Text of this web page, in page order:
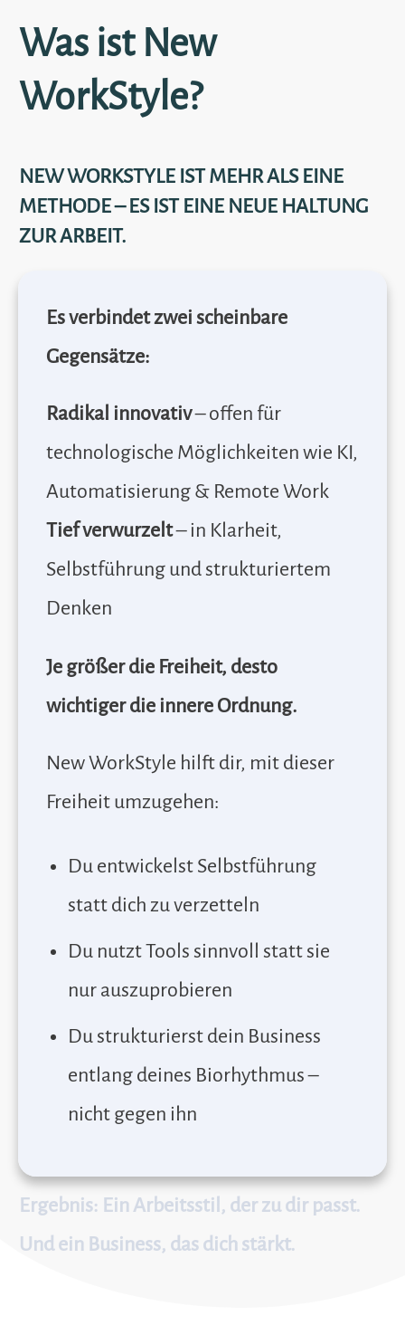
Was ist New
WorkStyle?
NEW WORKSTYLE IST MEHR ALS EINE
METHODE – ES IST EINE NEUE HALTUNG
ZUR ARBEIT.
Es verbindet zwei scheinbare
Gegensätze:
Radikal innovativ– offen für
technologische Möglichkeiten wie KI,
Automatisierung & Remote Work
Tief verwurzelt– in Klarheit,
Selbstführung und strukturiertem
Denken
Je größer die Freiheit, desto
wichtiger die innere Ordnung.
New WorkStyle hilft dir, mit dieser
Freiheit umzugehen:
Du entwickelst Selbstführung
statt dich zu verzetteln
Du nutzt Tools sinnvoll statt sie
nur auszuprobieren
Du strukturierst dein Business
entlang deines Biorhythmus –
nicht gegen ihn
Ergebnis: Ein Arbeitsstil, der zu dir passt.
Und ein Business, das dich stärkt.